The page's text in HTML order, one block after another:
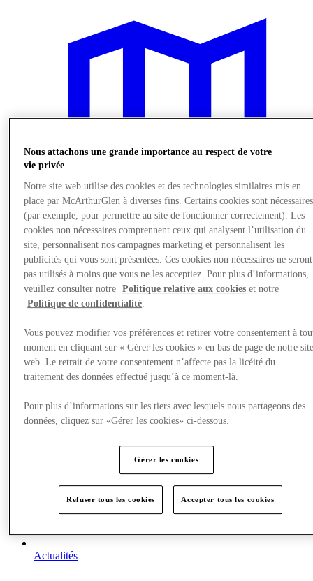
Nous rendre visite
Actualités
Nous attachons une grande importance au respect de votre
vie privée
Notre site web utilise des cookies et des technologies similaires mis en
place par McArthurGlen à diverses fins. Certains cookies sont nécessaires
(par exemple, pour permettre au site de fonctionner correctement). Les
cookies non nécessaires comprennent ceux qui analysent l’utilisation du
site, personnalisent nos campagnes marketing et personnalisent les
publicités qui vous sont présentées. Ces cookies non nécessaires ne seront
pas utilisés à moins que vous ne les acceptiez. Pour plus d’informations,
veuillez consulter notre
Politique relative aux cookies et notre
Politique de confidentialité
Vous pouvez modifier vos préférences et retirer votre consentement à
moment en cliquant sur « Gérer les cookies » en bas de page de notre
web. Le retrait de votre consentement n’affecte pas la licéité du
traitement des données effectué jusqu’à ce moment-là.
Pour plus d’informations sur les tiers avec lesquels nous partageons des
données, cliquez sur «Gérer les cookies» ci-dessous.
Gérer les cookies
Refuser tous les cookies Accepter tous les cookies